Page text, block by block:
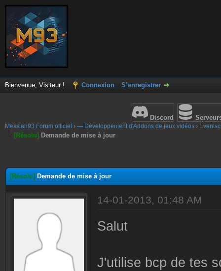
Bienvenue, Visiteur ! Connexion S’enregistrer
Discord
Messiah93 Forum officiel › — Développement d'Addons de jeux vidéos ›
[Résolu] Demande de mise à jour
[Résolu] Demande de mise à jour
14-01-2013, 01:48 AM
Salut
J'utilise bcp de tes